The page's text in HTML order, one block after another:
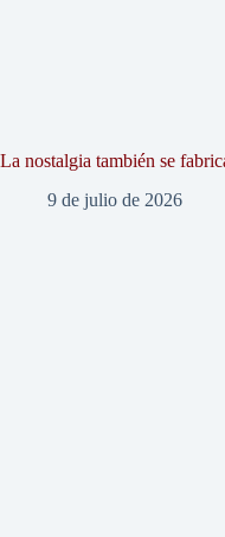
La nostalgia también se
9 de julio de 2026